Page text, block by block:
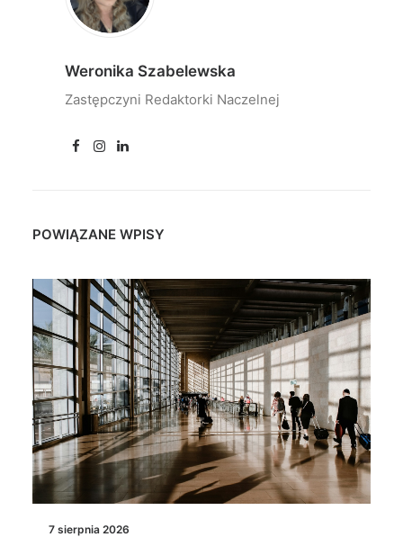
Weronika Szabelewska
Zastępczyni Redaktorki Naczelnej
POWIĄZANE WPISY
7 sierpnia 2026